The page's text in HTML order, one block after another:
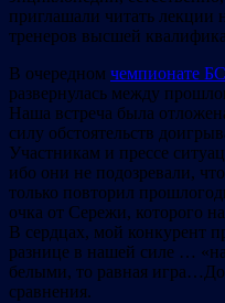
приглашали читать
тренеров высшей
В очередном чемпионате
развернулась между
Наша встреча была
силу обстоятельств
Участникам и прессе
ибо они не подозревали,
только повторил
очка от Сережи, которого
В сердцах, мой конкурент
разнице в нашей силе …
белыми, то равная
сравнения.